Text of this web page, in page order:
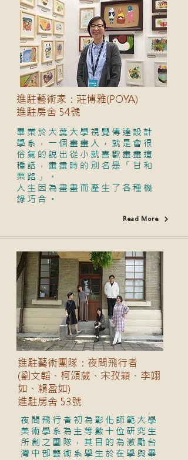
進駐藝術家：莊博雅(POYA)
進駐房舍 54號
畢業於大葉大學視覺傳達設計
學系，一個畫畫人，就是會很
俗氣的說出從小就喜歡畫畫這
種話，畫畫時的別名是「甘和
栗路」。
人生因為畫畫而產生了各種機
緣巧合。
Read More
進駐藝術團隊：夜間飛行者
(劉文韜、柯頌葳、宋孜穎、李翊
如、賴盈如)
進駐房舍 53號
夜間飛行者初為彰化師範大學
美術學系為主等數十位研究生
所創之團隊，其目的為激勵台
灣中部藝術系學生於在學與畢